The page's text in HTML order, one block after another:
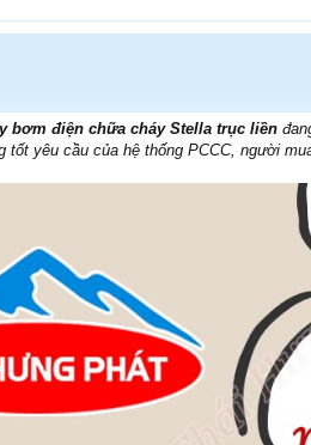
bơm điện chữa cháy Stella trục liền
tốt yêu cầu của hệ thống PCCC, người